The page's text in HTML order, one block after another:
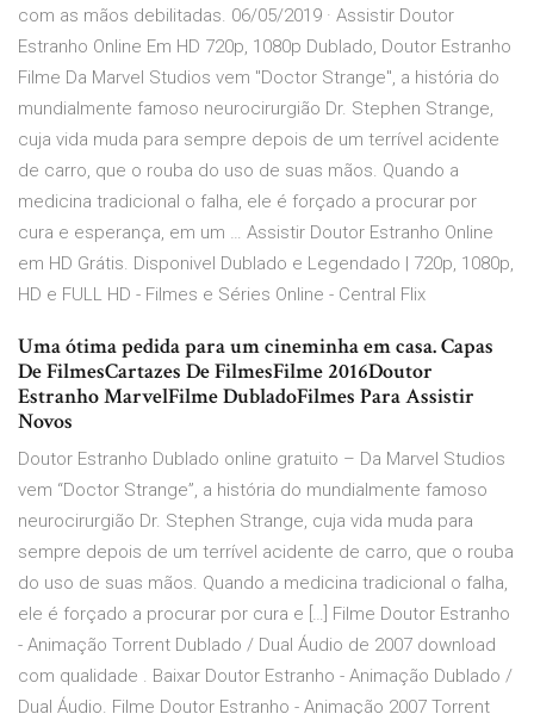
com as mãos debilitadas. 06/05/2019 · Assistir Doutor
Estranho Online Em HD 720p, 1080p Dublado, Doutor Estranho
Filme Da Marvel Studios vem "Doctor Strange", a história do
mundialmente famoso neurocirurgião Dr. Stephen Strange,
cuja vida muda para sempre depois de um terrível acidente
de carro, que o rouba do uso de suas mãos. Quando a
medicina tradicional o falha, ele é forçado a procurar por
cura e esperança, em um … Assistir Doutor Estranho Online
em HD Grátis. Disponivel Dublado e Legendado | 720p, 1080p,
HD e FULL HD - Filmes e Séries Online - Central Flix
Uma ótima pedida para um cineminha em casa. Capas
De FilmesCartazes De FilmesFilme 2016Doutor
Estranho MarvelFilme DubladoFilmes Para Assistir
Novos
Doutor Estranho Dublado online gratuito – Da Marvel Studios
vem “Doctor Strange”, a história do mundialmente famoso
neurocirurgião Dr. Stephen Strange, cuja vida muda para
sempre depois de um terrível acidente de carro, que o rouba
do uso de suas mãos. Quando a medicina tradicional o falha,
ele é forçado a procurar por cura e […] Filme Doutor Estranho
- Animação Torrent Dublado / Dual Áudio de 2007 download
com qualidade . Baixar Doutor Estranho - Animação Dublado /
Dual Áudio. Filme Doutor Estranho - Animação 2007 Torrent